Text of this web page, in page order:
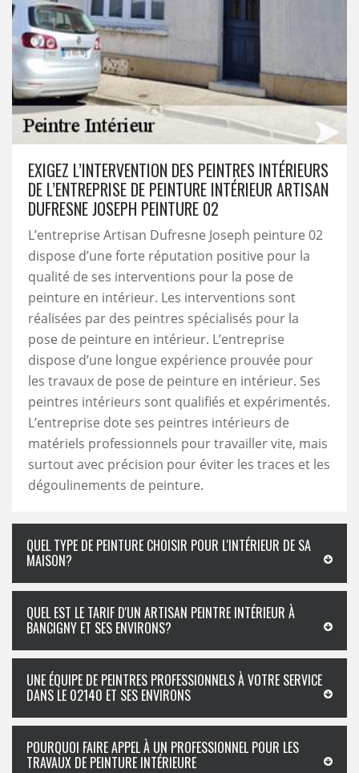
EXIGEZ L’INTERVENTION DES PEINTRES INTÉRIEURS
DE L’ENTREPRISE DE PEINTURE INTÉRIEUR ARTISAN
DUFRESNE JOSEPH PEINTURE 02
L’entreprise Artisan Dufresne Joseph peinture 02
dispose d’une forte réputation positive pour la
qualité de ses interventions pour la pose de
peinture en intérieur. Les interventions sont
réalisées par des peintres spécialisés pour la
pose de peinture en intérieur. L’entreprise
dispose d’une longue expérience prouvée pour
les travaux de pose de peinture en intérieur. Ses
peintres intérieurs sont qualifiés et expérimentés.
L’entreprise dote ses peintres intérieurs de
matériels professionnels pour travailler vite, mais
surtout avec précision pour éviter les traces et les
dégoulinements de peinture.
QUEL TYPE DE PEINTURE CHOISIR POUR L'INTÉRIEUR DE SA
MAISON?
QUEL EST LE TARIF D'UN ARTISAN PEINTRE INTÉRIEUR À
BANCIGNY ET SES ENVIRONS?
UNE ÉQUIPE DE PEINTRES PROFESSIONNELS À VOTRE SERVICE
DANS LE 02140 ET SES ENVIRONS
POURQUOI FAIRE APPEL À UN PROFESSIONNEL POUR LES
TRAVAUX DE PEINTURE INTÉRIEURE